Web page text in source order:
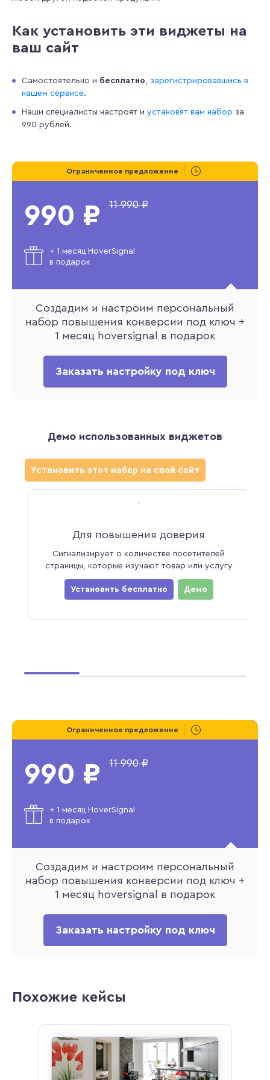
Как установить эти виджеты на
ваш сайт
Самостоятельно и бесплатно, зарегистрировавшись в
нашем сервисе.
Наши специалисты настроят и установят вам набор за
990 рублей.
Ограниченное предложение
Создадим и настроим персональный
набор повышения конверсии под ключ +
1 месяц hoversignal в подарок
Заказать настройку под ключ
990 ₽ 11 990 ₽
+ 1 месяц HoverSignal
в подарок
Демо использованных виджетов
Установить этот набор на свой сайт
Для повышения доверия
Сигнализирует о количестве посетителей
страницы, которые изучают товар или услугу
Установить бесплатно Демо
Ограниченное предложение
Создадим и настроим персональный
набор повышения конверсии под ключ +
1 месяц hoversignal в подарок
Заказать настройку под ключ
990 ₽ 11 990 ₽
+ 1 месяц HoverSignal
в подарок
Похожие кейсы